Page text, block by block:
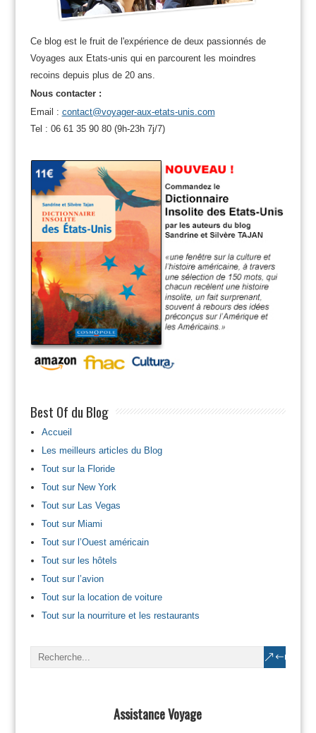
Ce blog est le fruit de l'expérience de deux passionnés de
Voyages aux Etats-unis qui en parcourent les moindres
recoins depuis plus de 20 ans.
Nous contacter :
Email : contact@voyager-aux-etats-unis.com
Tel : 06 61 35 90 80 (9h-23h 7j/7)
Best Of du Blog
Accueil
Les meilleurs articles du Blog
Tout sur la Floride
Tout sur New York
Tout sur Las Vegas
Tout sur Miami
Tout sur l’Ouest américain
Tout sur les hôtels
Tout sur l’avion
Tout sur la location de voiture
Tout sur la nourriture et les restaurants
Assistance Voyage